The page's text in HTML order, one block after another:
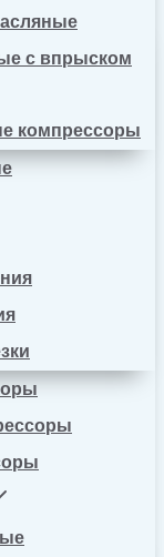
с впрыском
компрессоры